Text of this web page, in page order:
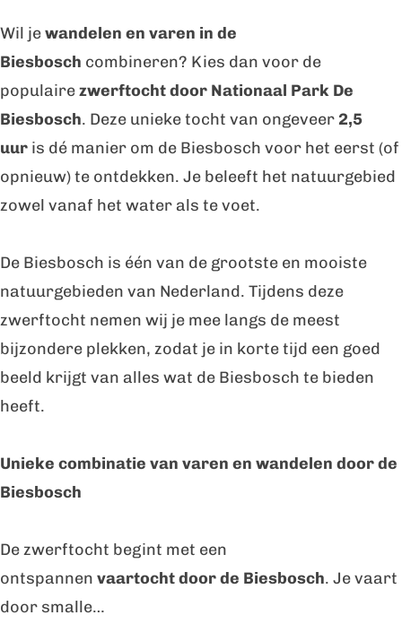
c
h
t
B
i
e
s
o
s
c
h
t
o
c
h
t
B
s
b
o
s
c
Wil jewandelen en varen in de
Biesbosch combineren? Kies dan voor de
populairezwerftocht door Nationaal Park De
Biesbosch. Deze unieke tocht van ongeveer2,5
uur is dé manier om de Biesbosch voor het eerst (of
opnieuw) te ontdekken. Je beleeft het natuurgebied
zowel vanaf het water als te voet.
De Biesbosch is één van de grootste en mooiste
natuurgebieden van Nederland. Tijdens deze
zwerftocht nemen wij je mee langs de meest
bijzondere plekken, zodat je in korte tijd een goed
beeld krijgt van alles wat de Biesbosch te bieden
heeft.
Unieke combinatie van varen en wandelen door de
Biesbosch
De zwerftocht begint met een
ontspannen vaartocht door de Biesbosch. Je vaart
door smalle…